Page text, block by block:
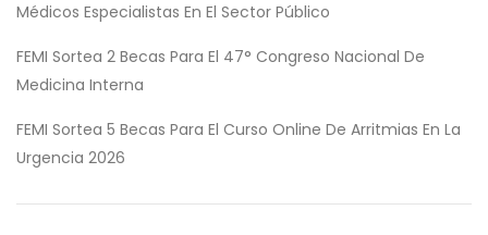
Médicos Especialistas En El Sector Público
FEMI Sortea 2 Becas Para El 47° Congreso Nacional De
Medicina Interna
FEMI Sortea 5 Becas Para El Curso Online De Arritmias En La
Urgencia 2026